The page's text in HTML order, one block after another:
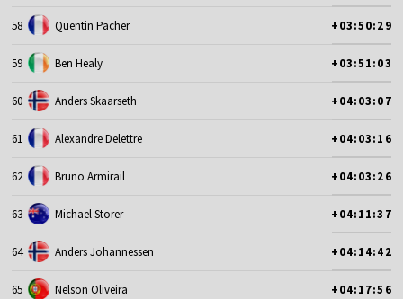
58 Quentin Pacher +03:50:29
59 Ben Healy +03:51:03
60 Anders Skaarseth +04:03:07
61 Alexandre Delettre +04:03:16
62 Bruno Armirail +04:03:26
63 Michael Storer +04:11:37
64 Anders Johannessen +04:14:42
65 Nelson Oliveira +04:17:56